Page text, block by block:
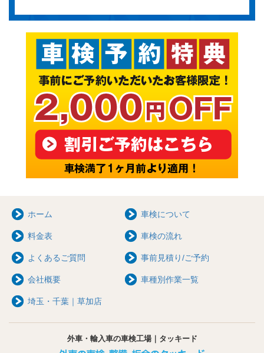
ホーム 車検について
料金表 車検の流れ
よくあるご質問 事前見積り/ご予約
会社概要 車種別作業一覧
埼玉・千葉｜草加店
外車・輸入車の車検工場｜タッキード